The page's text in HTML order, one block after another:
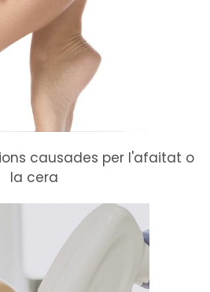
causades per l'afaitat o
la cera